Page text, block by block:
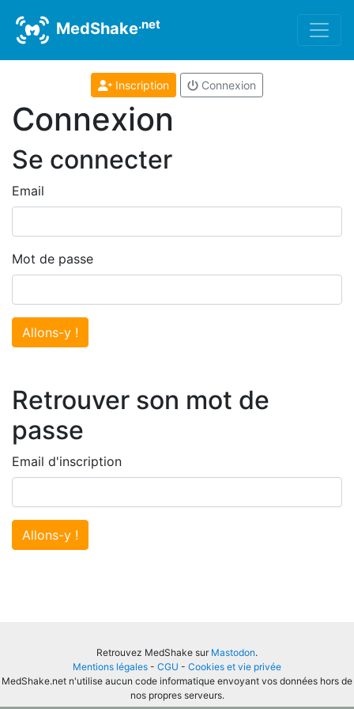
MedShake.net
Inscription Connexion
Connexion
Se connecter
Email
Mot de passe
Allons-y !
Retrouver son mot de
passe
Email d'inscription
Allons-y !
Retrouvez MedShake sur Mastodon.
Mentions légales - CGU - Cookies et vie privée
MedShake.net n'utilise aucun code informatique envoyant vos données hors de
nos propres serveurs.